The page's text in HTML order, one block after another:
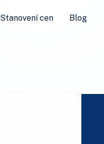
Stanovení cen Blog